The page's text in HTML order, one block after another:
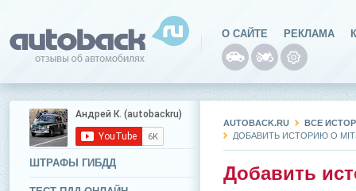
О САЙТЕ РЕКЛАМА
ШТРАФЫ ГИБДД
AUTOBACK.RU
ВСЕ
ДОБАВИТЬ ИСТОРИЮ О
Добавить